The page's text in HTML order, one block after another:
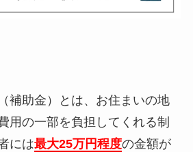
補助金）とは、お住まいの地
用の一部を負担してくれる制
には最大25万円程度の金額が